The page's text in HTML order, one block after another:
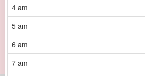
4 am
5 am
6 am
7 am